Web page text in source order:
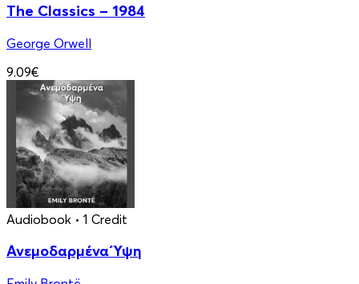
The Classics – 1984
George Orwell
9.09€
Audiobook • 1 Credit
Ανεμοδαρμένα Ύψη